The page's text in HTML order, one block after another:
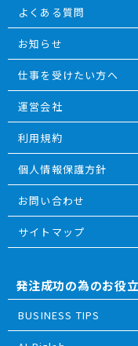
よくある質問
お知らせ
仕事を受けたい方へ
運営会社
利用規約
個人情報保護方針
お問い合わせ
サイトマップ
発注成功の為のお役
BUSINESS TIPS